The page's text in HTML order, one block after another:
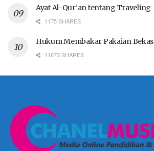
Ayat Al-Qur’an tentang Traveling
1175 SHARES
Hukum Membakar Pakaian Bekas
11673 SHARES